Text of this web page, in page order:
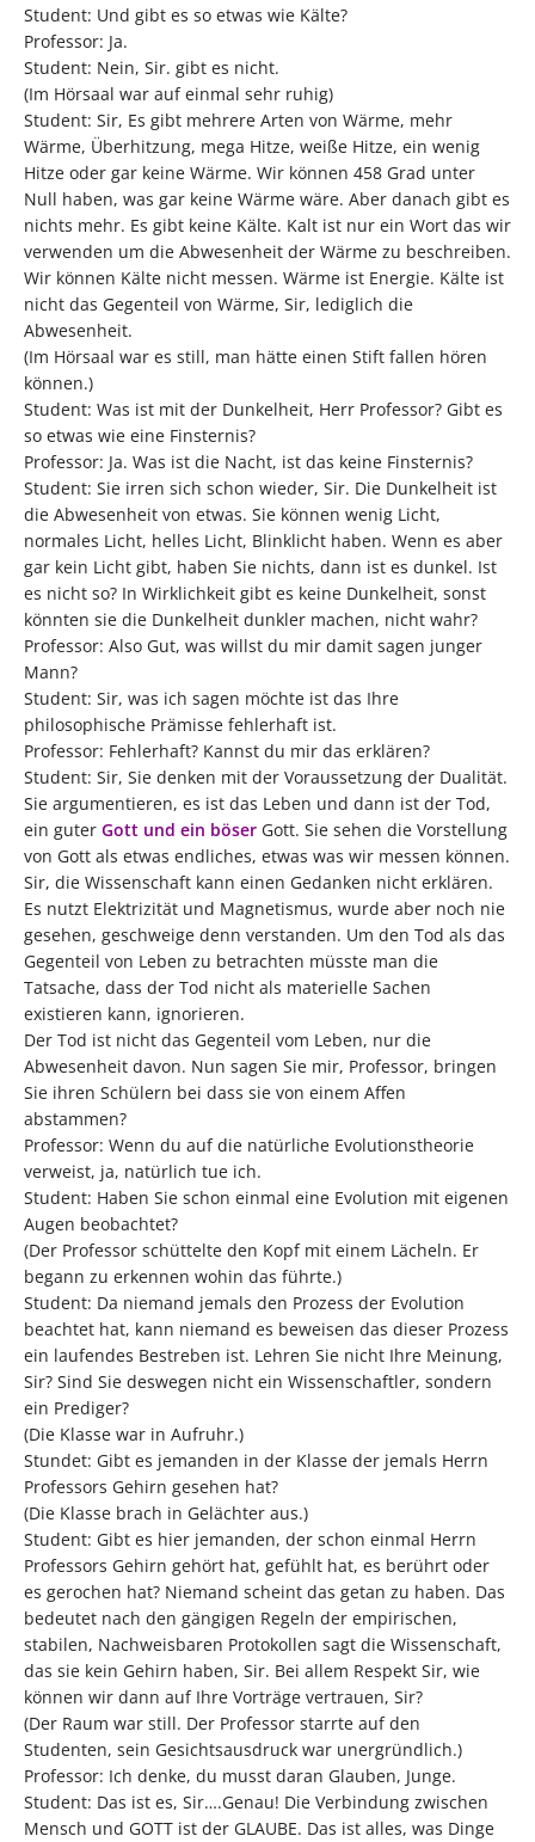
Student: Und gibt es so etwas wie Kälte?
Professor: Ja.
Student: Nein, Sir. gibt es nicht.
(Im Hörsaal war auf einmal sehr ruhig)
Student: Sir, Es gibt mehrere Arten von Wärme, mehr
Wärme, Überhitzung, mega Hitze, weiße Hitze, ein wenig
Hitze oder gar keine Wärme. Wir können 458 Grad unter
Null haben, was gar keine Wärme wäre. Aber danach gibt es
nichts mehr. Es gibt keine Kälte. Kalt ist nur ein Wort das wir
verwenden um die Abwesenheit der Wärme zu beschreiben.
Wir können Kälte nicht messen. Wärme ist Energie. Kälte ist
nicht das Gegenteil von Wärme, Sir, lediglich die
Abwesenheit.
(Im Hörsaal war es still, man hätte einen Stift fallen hören
können.)
Student: Was ist mit der Dunkelheit, Herr Professor? Gibt es
so etwas wie eine Finsternis?
Professor: Ja. Was ist die Nacht, ist das keine Finsternis?
Student: Sie irren sich schon wieder, Sir. Die Dunkelheit ist
die Abwesenheit von etwas. Sie können wenig Licht,
normales Licht, helles Licht, Blinklicht haben. Wenn es aber
gar kein Licht gibt, haben Sie nichts, dann ist es dunkel. Ist
es nicht so? In Wirklichkeit gibt es keine Dunkelheit, sonst
könnten sie die Dunkelheit dunkler machen, nicht wahr?
Professor: Also Gut, was willst du mir damit sagen junger
Mann?
Student: Sir, was ich sagen möchte ist das Ihre
philosophische Prämisse fehlerhaft ist.
Professor: Fehlerhaft? Kannst du mir das erklären?
Student: Sir, Sie denken mit der Voraussetzung der Dualität.
Sie argumentieren, es ist das Leben und dann ist der Tod,
ein guter Gott und ein böser Gott. Sie sehen die Vorstellung
von Gott als etwas endliches, etwas was wir messen können.
Sir, die Wissenschaft kann einen Gedanken nicht erklären.
Es nutzt Elektrizität und Magnetismus, wurde aber noch nie
gesehen, geschweige denn verstanden. Um den Tod als das
Gegenteil von Leben zu betrachten müsste man die
Tatsache, dass der Tod nicht als materielle Sachen
existieren kann, ignorieren.
Der Tod ist nicht das Gegenteil vom Leben, nur die
Abwesenheit davon. Nun sagen Sie mir, Professor, bringen
Sie ihren Schülern bei dass sie von einem Affen
abstammen?
Professor: Wenn du auf die natürliche Evolutionstheorie
verweist, ja, natürlich tue ich.
Student: Haben Sie schon einmal eine Evolution mit eigenen
Augen beobachtet?
(Der Professor schüttelte den Kopf mit einem Lächeln. Er
begann zu erkennen wohin das führte.)
Student: Da niemand jemals den Prozess der Evolution
beachtet hat, kann niemand es beweisen das dieser Prozess
ein laufendes Bestreben ist. Lehren Sie nicht Ihre Meinung,
Sir? Sind Sie deswegen nicht ein Wissenschaftler, sondern
ein Prediger?
(Die Klasse war in Aufruhr.)
Stundet: Gibt es jemanden in der Klasse der jemals Herrn
Professors Gehirn gesehen hat?
(Die Klasse brach in Gelächter aus.)
Student: Gibt es hier jemanden, der schon einmal Herrn
Professors Gehirn gehört hat, gefühlt hat, es berührt oder
es gerochen hat? Niemand scheint das getan zu haben. Das
bedeutet nach den gängigen Regeln der empirischen,
stabilen, Nachweisbaren Protokollen sagt die Wissenschaft,
das sie kein Gehirn haben, Sir. Bei allem Respekt Sir, wie
können wir dann auf Ihre Vorträge vertrauen, Sir?
(Der Raum war still. Der Professor starrte auf den
Studenten, sein Gesichtsausdruck war unergründlich.)
Professor: Ich denke, du musst daran Glauben, Junge.
Student: Das ist es, Sir….Genau! Die Verbindung zwischen
Mensch und GOTT ist der GLAUBE. Das ist alles, was Dinge